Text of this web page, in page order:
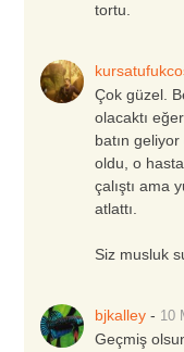
tortu.
Çok güzel.
olacaktı
batın
oldu, o
çalıştı ama
atlattı.
Siz musluk
bjkalley - 10
Geçmiş